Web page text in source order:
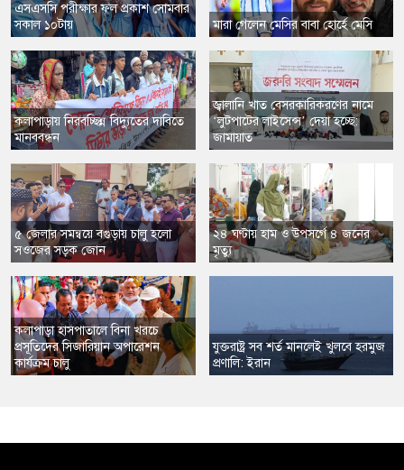
এসএসসি পরীক্ষার ফল প্রকাশ সোমবার
সকাল ১০টায়
কলাপাড়ায় নিরবচ্ছিন্ন বিদ্যুতের দাবিতে
মানববন্ধন
৫ জেলার সমন্বয়ে বগুড়ায় চালু হলো
সওজের সড়ক জোন
কলাপাড়া হাসপাতালে বিনা খরচে
প্রসূতিদের সিজারিয়ান অপারেশন
কার্যক্রম চালু
মারা গেলেন মেসির বাবা হোর্হে মেসি
জ্বালানি খাত বেসরকারিকরণের নামে
‘লুটপাটের লাইসেন্স’ দেয়া হচ্ছে:
জামায়াত
২৪ ঘণ্টায় হাম ও উপসর্গে ৪ জনের
মৃত্যু
যুক্তরাষ্ট্র সব শর্ত মানলেই খুলবে হরমুজ
প্রণালি: ইরান